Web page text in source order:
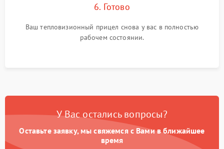
6. Готово
Ваш тепловизионный прицел снова у вас в полностью
рабочем состоянии.
У Вас остались вопросы?
Оставьте заявку, мы свяжемся с Вами в ближайшее
время